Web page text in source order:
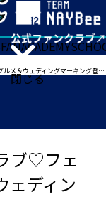
閉じる
FANACADEMY
＆ウェディングマーキング登場！
ブ♡フェ
ェディン